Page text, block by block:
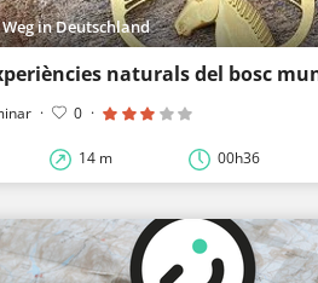
in Deutschland
· 0 ·
14 m 00h36